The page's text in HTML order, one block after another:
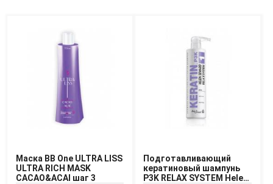
Маска BB One ULTRA LISS
ULTRA RICH MASK
CACAO&ACAI шаг 3
Подготавливающий
кератиновый шампунь
P3K RELAX SYSTEM Helen